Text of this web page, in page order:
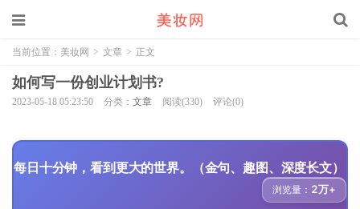
当前位置： 美妆网 > 文章 > 正文
如何写一份创业计划书?
2023-05-18 05:23:50 分类： 文章 阅读(330) 评论(0)
每日十分钟，看到更大的世界。（金句、趣图、深度长文）
浏览量： 2万+